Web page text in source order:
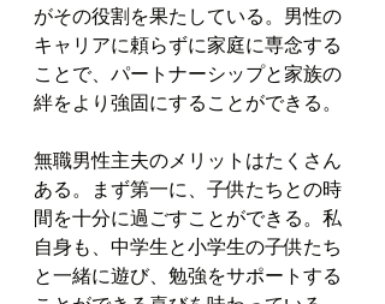
がその役割を果たしている。男性の
キャリアに頼らずに家庭に専念する
ことで、パートナーシップと家族の
絆をより強固にすることができる。
無職男性主夫のメリットはたくさん
ある。まず第一に、子供たちとの時
間を十分に過ごすことができる。私
自身も、中学生と小学生の子供たち
と一緒に遊び、勉強をサポートする